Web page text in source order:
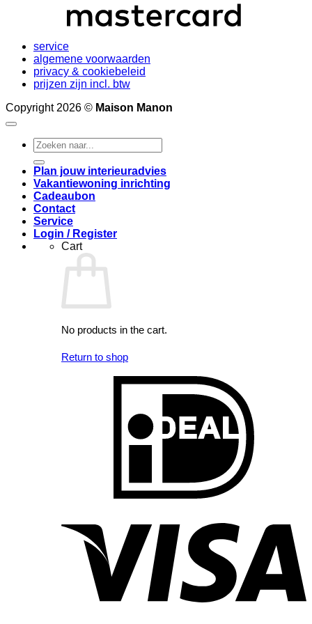
service
algemene voorwaarden
privacy & cookiebeleid
prijzen zijn incl. btw
Copyright 2026 © Maison Manon
Search
for:
Plan jouw interieuradvies
Vakantiewoning inrichting
Cadeaubon
Contact
Service
Login / Register
Cart
No products in the cart.
Return to shop